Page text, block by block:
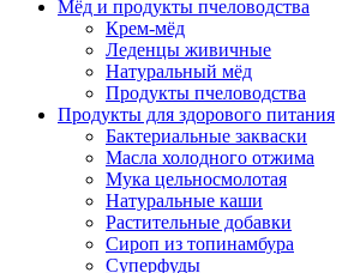
Мёд и продукты пчеловодства
Крем-мёд
Леденцы живичные
Натуральный мёд
Продукты пчеловодства
Продукты для здорового питания
Бактериальные закваски
Масла холодного отжима
Мука цельносмолотая
Натуральные каши
Растительные добавки
Сироп из топинамбура
Суперфуды